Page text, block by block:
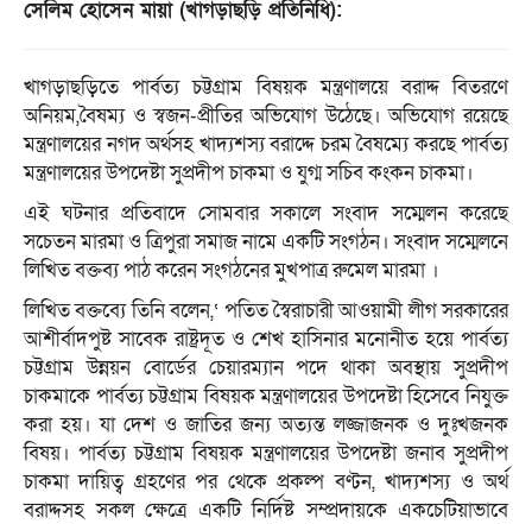
সেলিম হোসেন মায়া (খাগড়াছড়ি প্রতিনিধি):
খাগড়াছড়িতে পার্বত্য চট্টগ্রাম বিষয়ক মন্ত্রণালয়ে বরাদ্দ বিতরণে
অনিয়ম,বৈষম্য ও স্বজন-প্রীতির অভিযোগ উঠেছে। অভিযোগ রয়েছে
মন্ত্রণালয়ের নগদ অর্থসহ খাদ্যশস্য বরাদ্দে চরম বৈষম্যে করছে পার্বত্য
মন্ত্রণালয়ের উপদেষ্টা সুপ্রদীপ চাকমা ও যুগ্ম সচিব কংকন চাকমা।
এই ঘটনার প্রতিবাদে সোমবার সকালে সংবাদ সম্মেলন করেছে
সচেতন মারমা ও ত্রিপুরা সমাজ নামে একটি সংগঠন। সংবাদ সম্মেলনে
লিখিত বক্তব্য পাঠ করেন সংগঠনের মুখপাত্র রুমেল মারমা ।
লিখিত বক্তব্যে তিনি বলেন,‘ পতিত স্বৈরাচারী আওয়ামী লীগ সরকারের
আশীর্বাদপুষ্ট সাবেক রাষ্ট্রদূত ও শেখ হাসিনার মনোনীত হয়ে পার্বত্য
চট্টগ্রাম উন্নয়ন বোর্ডের চেয়ারম্যান পদে থাকা অবস্থায় সুপ্রদীপ
চাকমাকে পার্বত্য চট্টগ্রাম বিষয়ক মন্ত্রণালয়ের উপদেষ্টা হিসেবে নিযুক্ত
করা হয়। যা দেশ ও জাতির জন্য অত্যন্ত লজ্জাজনক ও দুঃখজনক
বিষয়। পার্বত্য চট্টগ্রাম বিষয়ক মন্ত্রণালয়ের উপদেষ্টা জনাব সুপ্রদীপ
চাকমা দায়িত্ব গ্রহণের পর থেকে প্রকল্প বণ্টন, খাদ্যশস্য ও অর্থ
বরাদ্দসহ সকল ক্ষেত্রে একটি নির্দিষ্ট সম্প্রদায়কে একচেটিয়াভাবে